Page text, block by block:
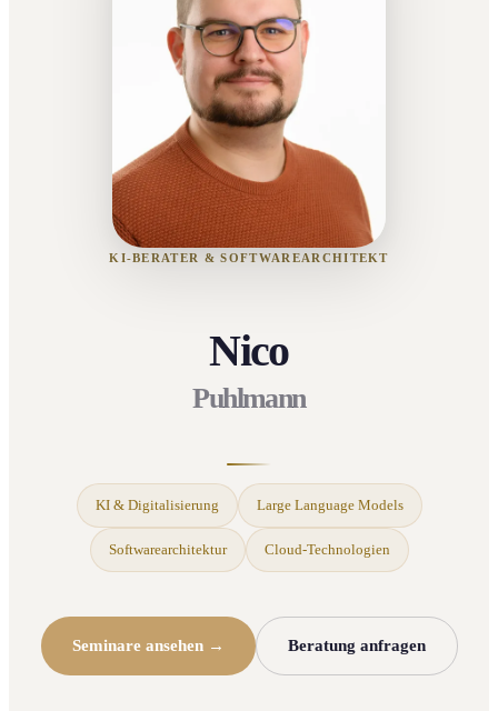
KI-BERATER & SOFTWAREARCHITEKT
Nico
Puhlmann
KI & Digitalisierung Large Language Models
Softwarearchitektur Cloud-Technologien
Seminare ansehen → Beratung anfragen